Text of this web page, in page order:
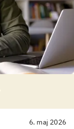
6. maj 2026